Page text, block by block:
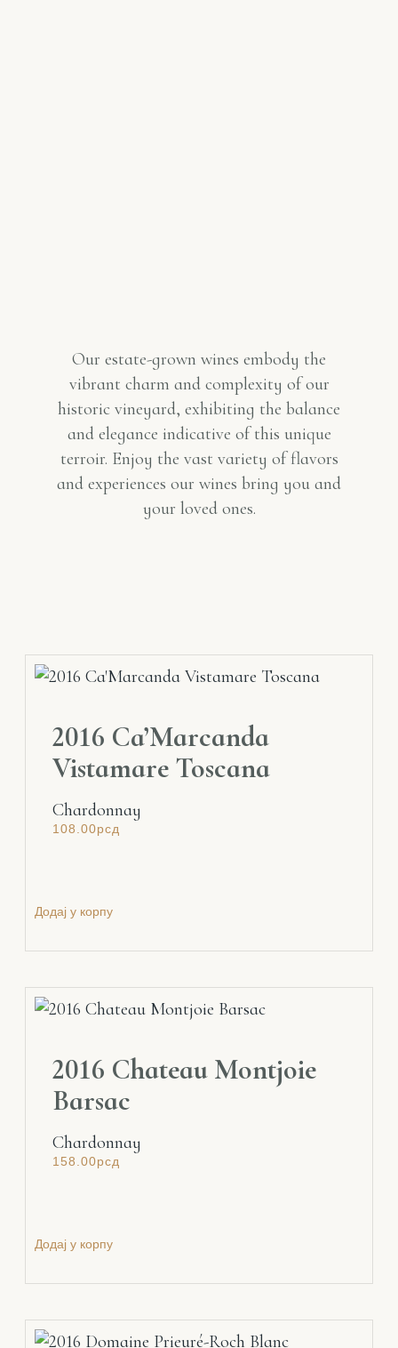
Our estate-grown wines embody the
vibrant charm and complexity of our
historic vineyard, exhibiting the balance
and elegance indicative of this unique
terroir. Enjoy the vast variety of flavors
and experiences our wines bring you and
your loved ones.
2016 Ca’Marcanda
Vistamare Toscana
Chardonnay
108.00рсд
Додај у корпу
2016 Chateau Montjoie
Barsac
Chardonnay
158.00рсд
Додај у корпу